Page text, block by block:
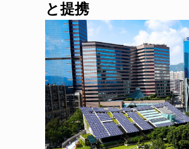
と提携